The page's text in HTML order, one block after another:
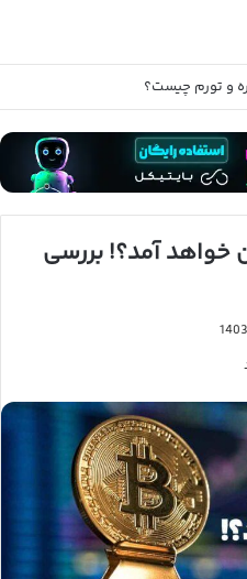
های ایرانی
خواهد آمد؟! بررسی